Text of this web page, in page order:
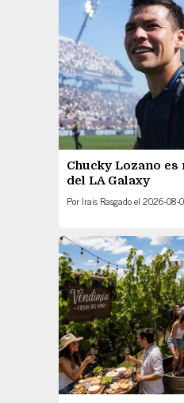
Chucky Lozano
del LA Galaxy
Por Irais Rasgadoel 2026-08-